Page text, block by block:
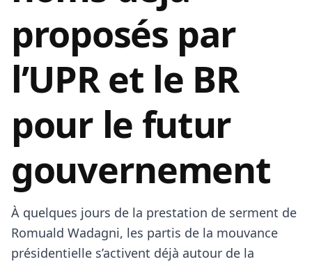
proposés par
l’UPR et le BR
pour le futur
gouvernement
À quelques jours de la prestation de serment de
Romuald Wadagni, les partis de la mouvance
présidentielle s’activent déjà autour de la